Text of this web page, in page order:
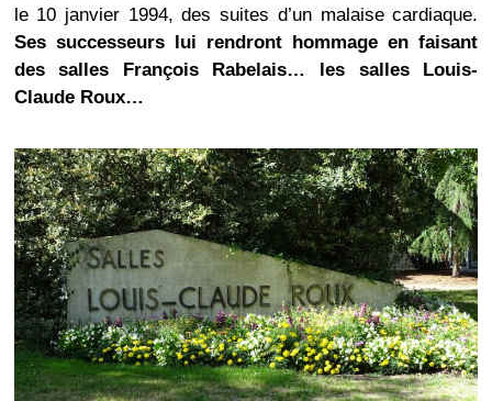
le 10 janvier 1994, des suites d’un malaise cardiaque.
Ses successeurs lui rendront hommage en faisant
des salles François Rabelais… les salles Louis-
Claude Roux…